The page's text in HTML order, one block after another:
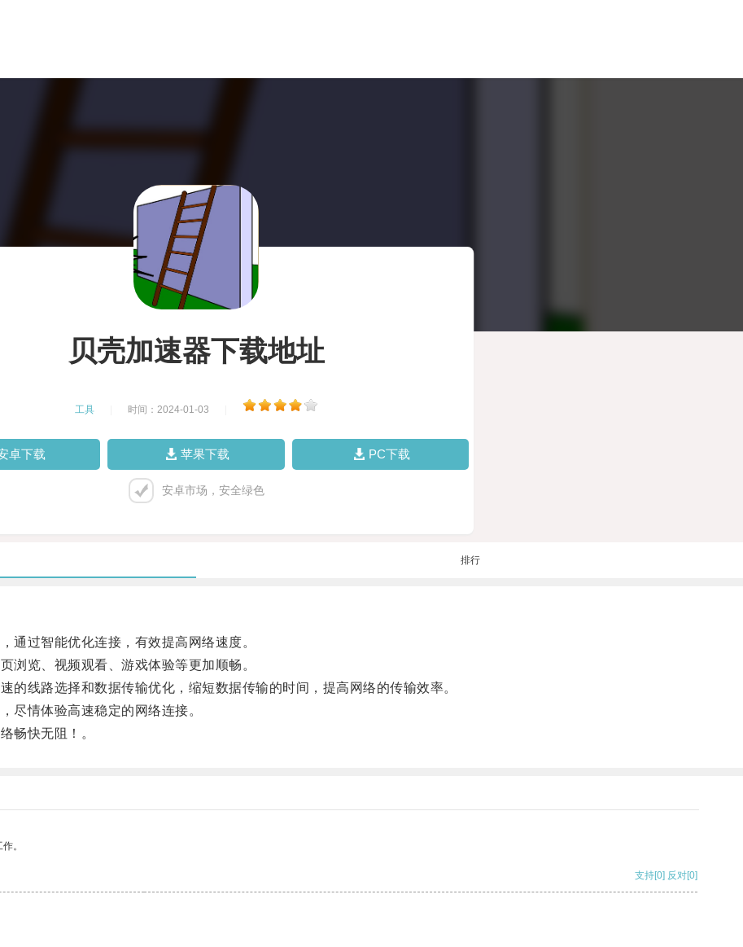
贝壳加速器下载地址
工具 时间：2024-01-03
卓下载 苹果下载 PC下载
安卓市场，安全绿色
排行
过智能优化连接，有效提高网络速度。
览、视频观看、游戏体验等更加顺畅。
线路选择和数据传输优化，缩短数据传输的时间，提高网络的传输效率。
情体验高速稳定的网络连接。
畅快无阻！。
。
支持[0] 反对[0]